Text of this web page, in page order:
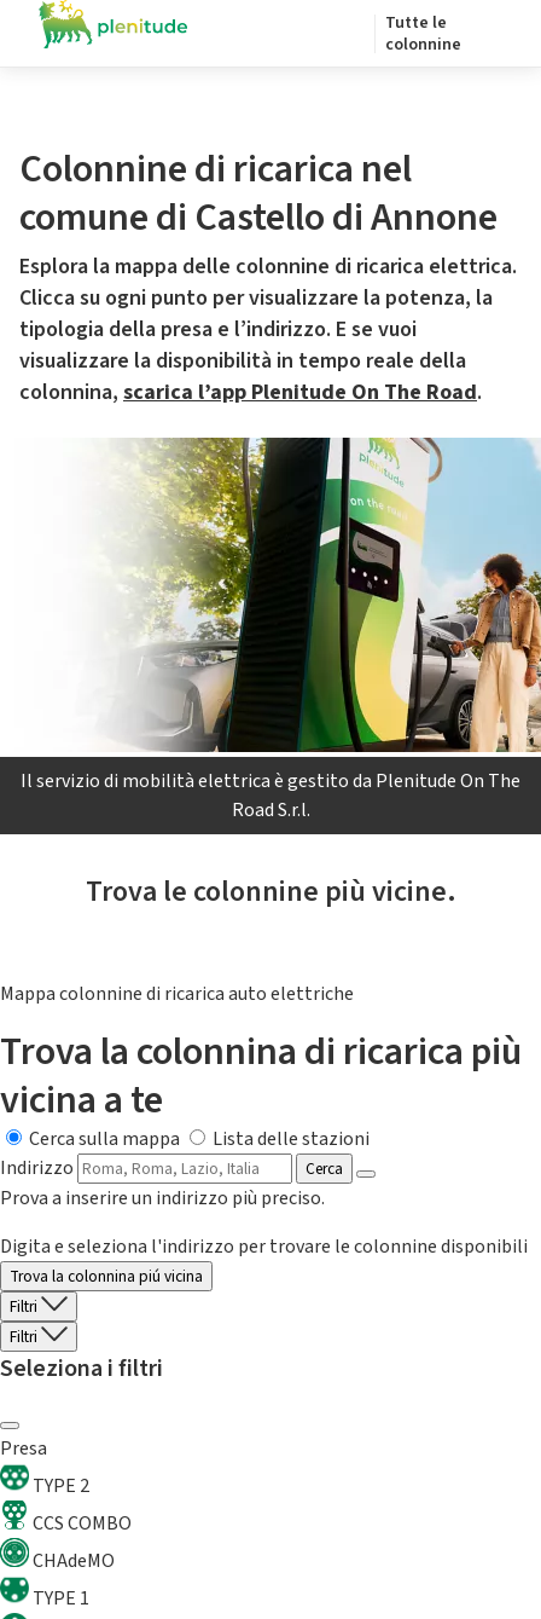
Tutte le
colonnine
Colonnine di ricarica nel
comune di Castello di Annone
Esplora la mappa delle colonnine di ricarica elettrica.
Clicca su ogni punto per visualizzare la potenza, la
tipologia della presa e l’indirizzo. E se vuoi
visualizzare la disponibilità in tempo reale della
colonnina, scarica l’app Plenitude On The Road.
Il servizio di mobilità elettrica è gestito da Plenitude On The
Road S.r.l.
Trova le colonnine più vicine.
Mappa colonnine di ricarica auto elettriche
Trova la colonnina di ricarica più
vicina a te
Cerca sulla mappa
Lista delle stazioni
Indirizzo
Cerca
Prova a inserire un indirizzo più preciso.
Digita e seleziona l'indirizzo per trovare le colonnine disponibili
Trova la colonnina piú vicina
Filtri
Filtri
Seleziona i filtri
Presa
TYPE 2
CCS COMBO
CHAdeMO
TYPE 1